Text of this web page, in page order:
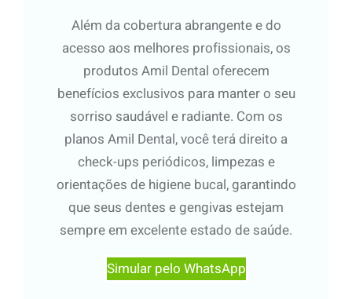
Além da cobertura abrangente e do
acesso aos melhores profissionais, os
produtos Amil Dental oferecem
benefícios exclusivos para manter o seu
sorriso saudável e radiante. Com os
planos Amil Dental, você terá direito a
check-ups periódicos, limpezas e
orientações de higiene bucal, garantindo
que seus dentes e gengivas estejam
sempre em excelente estado de saúde.
Simular pelo WhatsApp